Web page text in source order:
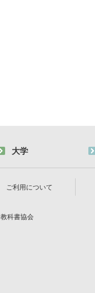
大学
ご利用について
教科書協会